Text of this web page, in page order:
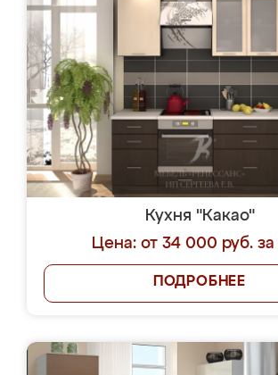
Кухня "Какао"
Цена: от 34 000 руб.
ПОДРОБНЕЕ